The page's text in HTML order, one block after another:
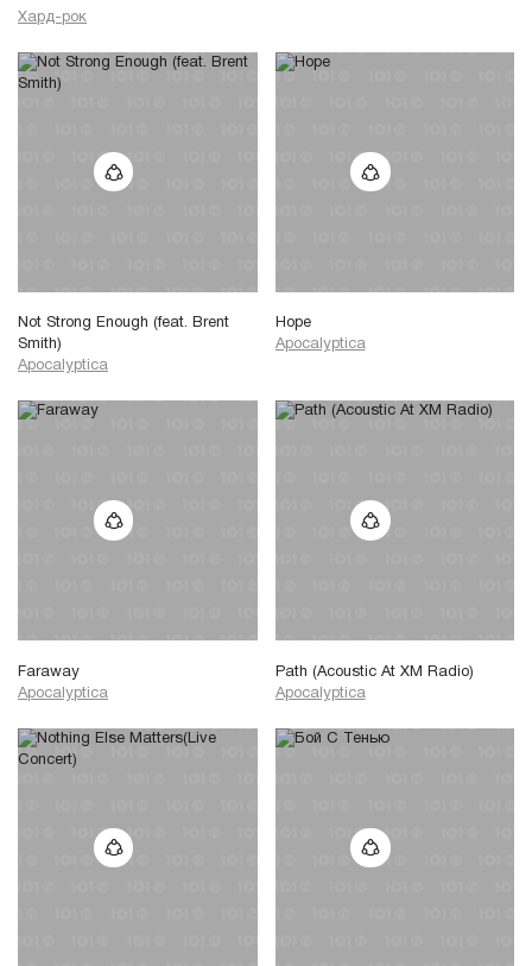
Хард-рок
Not Strong Enough (feat. Brent
Smith)
Apocalyptica
Hope
Apocalyptica
Faraway
Apocalyptica
Path (Acoustic At XM Radio)
Apocalyptica